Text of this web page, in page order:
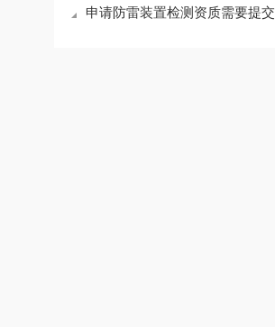
申请防雷装置检测资质需要提交哪些材料？